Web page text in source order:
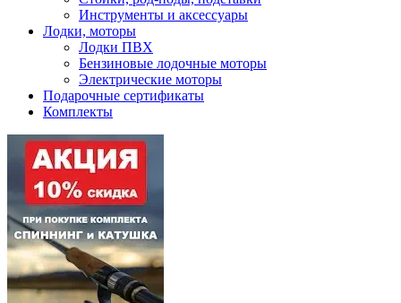
Инструменты и аксессуары
Лодки, моторы
Лодки ПВХ
Бензиновые лодочные моторы
Электрические моторы
Подарочные сертификаты
Комплекты